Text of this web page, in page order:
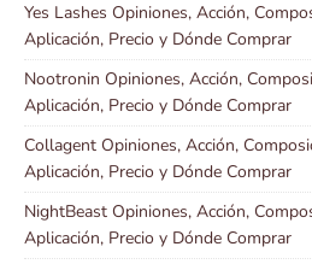
Yes Lashes Opiniones, Acción,
Aplicación, Precio y Dónde Comprar
Nootronin Opiniones, Acción,
Aplicación, Precio y Dónde Comprar
Collagent Opiniones, Acción,
Aplicación, Precio y Dónde Comprar
NightBeast Opiniones, Acción,
Aplicación, Precio y Dónde Comprar